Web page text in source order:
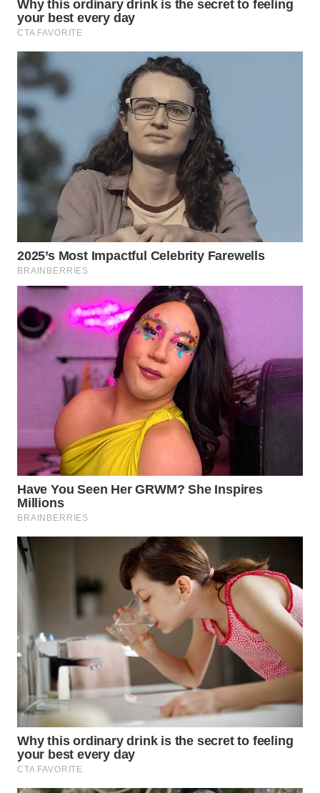
DAIRI
TOBA
WN
NIAS
WN
LANGKAT
WN
TAPANULI
SELATAN
WN
TANJUNG
LESUNG
WN
SIMALUNGUN
WN
LABUHANBATU
WN
WN
TEBING
TINGGI
WN
PAKPAK
WN
KARAWANG